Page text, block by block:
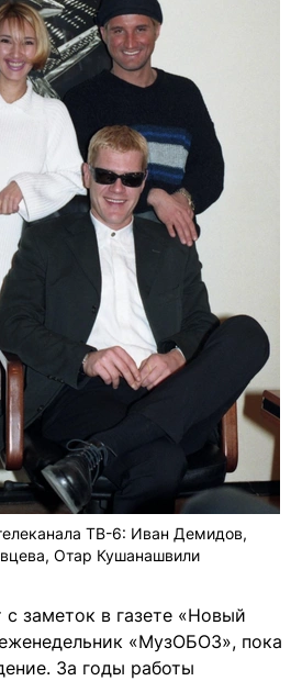
ТВ-6: Иван Демидов,
Отар Кушанашвили
заметок в газете «Новый
«МузОБОЗ», пока
За годы работы